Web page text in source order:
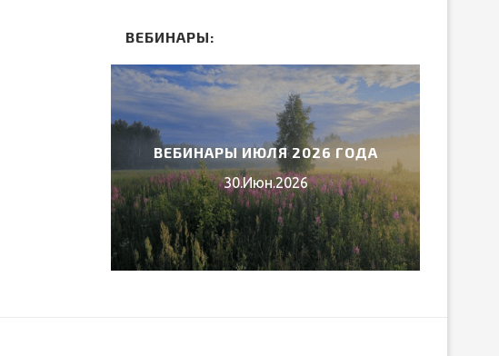
ВЕБИНАРЫ:
ВЕБИНАРЫ ИЮЛЯ 2026 ГОДА
30.Июн.2026